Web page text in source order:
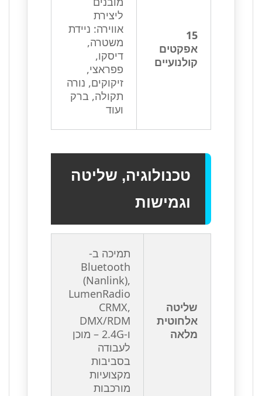
15
אפקטים
קולנועיים
ליצירת
אווירה: ניידת
משטרה,
דיסקו,
פפראצי,
זיקוקים, נורה
תקולה, ברק
ועוד
טכנולוגיה, שליטה
וגמישות
שליטה
אלחוטית
מלאה
תמיכה ב-
Bluetooth
(Nanlink),
LumenRadio
CRMX,
DMX/RDM
ו-2.4G – מוכן
לעבודה
בסביבות
מקצועיות
מורכבות